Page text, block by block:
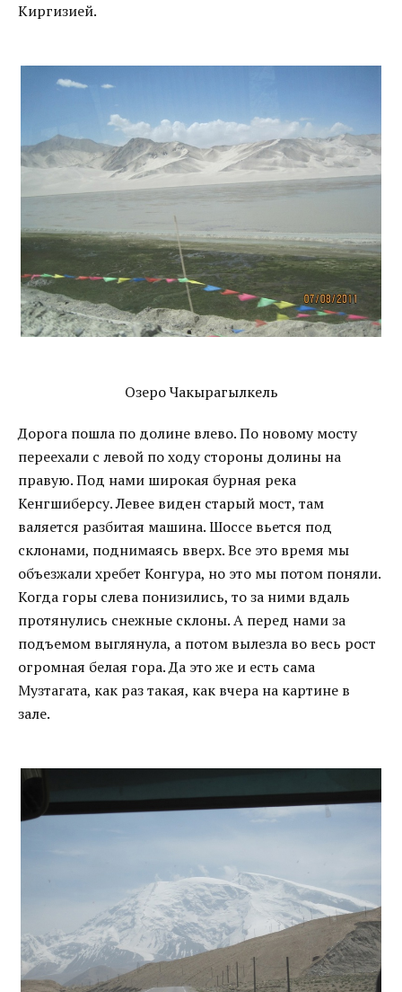
Киргизией.
Озеро Чакырагылкель
Дорога пошла по долине влево. По новому мосту
переехали с левой по ходу стороны долины на
правую. Под нами широкая бурная река
Кенгшиберсу. Левее виден старый мост, там
валяется разбитая машина. Шоссе вьется под
склонами, поднимаясь вверх. Все это время мы
объезжали хребет Конгура, но это мы потом поняли.
Когда горы слева понизились, то за ними вдаль
протянулись снежные склоны. А перед нами за
подъемом выглянула, а потом вылезла во весь рост
огромная белая гора. Да это же и есть сама
Музтагата, как раз такая, как вчера на картине в
зале.